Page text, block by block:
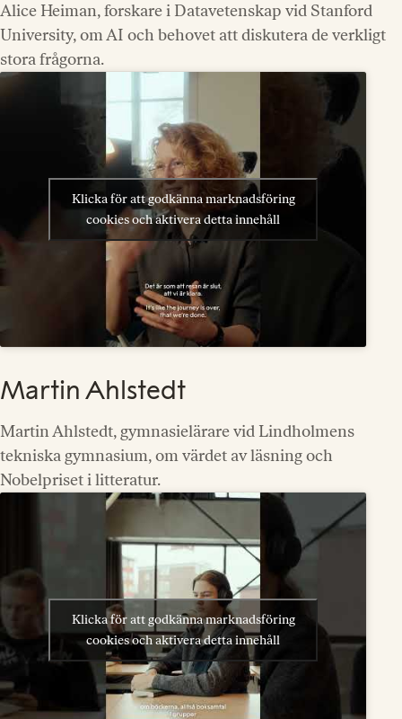
Alice Heiman, forskare i Datavetenskap vid Stanford
University, om AI och behovet att diskutera de verkligt
stora frågorna.
Klicka för att godkänna marknadsföring
cookies och aktivera detta innehåll
Martin Ahlstedt
Martin Ahlstedt, gymnasielärare vid Lindholmens
tekniska gymnasium, om värdet av läsning och
Nobelpriset i litteratur.
Klicka för att godkänna marknadsföring
cookies och aktivera detta innehåll